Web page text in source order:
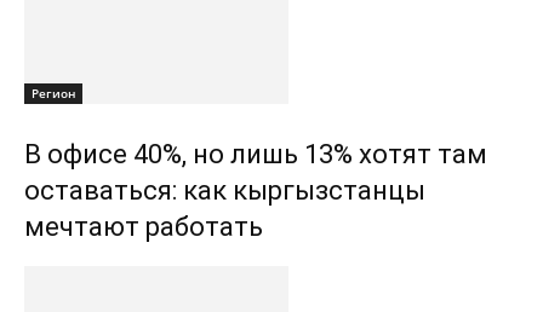
Регион
В офисе 40%, но лишь 13% хотят там
оставаться: как кыргызстанцы
мечтают работать